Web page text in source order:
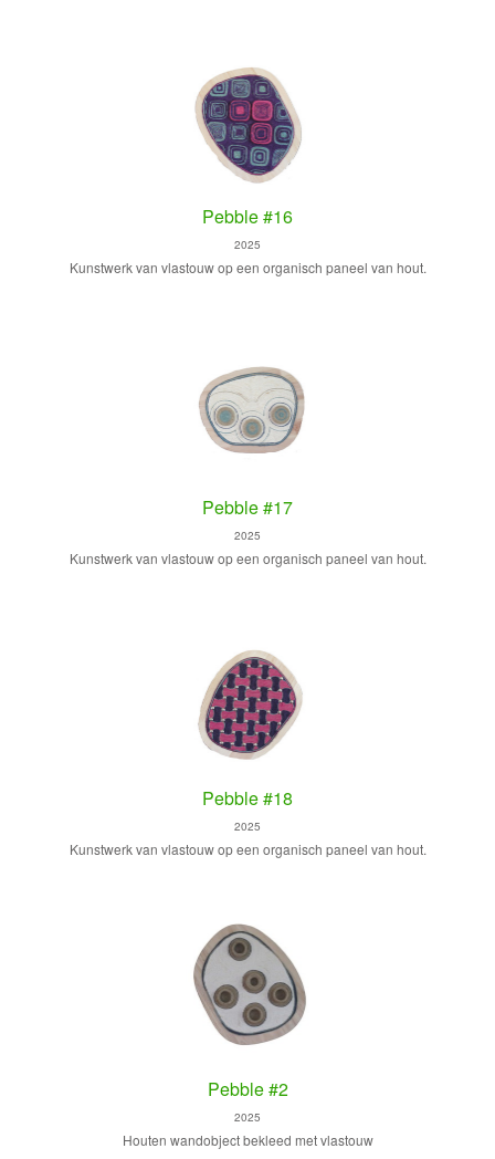
Pebble #16
2025
Kunstwerk van vlastouw op een organisch paneel van hout.
Pebble #17
2025
Kunstwerk van vlastouw op een organisch paneel van hout.
Pebble #18
2025
Kunstwerk van vlastouw op een organisch paneel van hout.
Pebble #2
2025
Houten wandobject bekleed met vlastouw